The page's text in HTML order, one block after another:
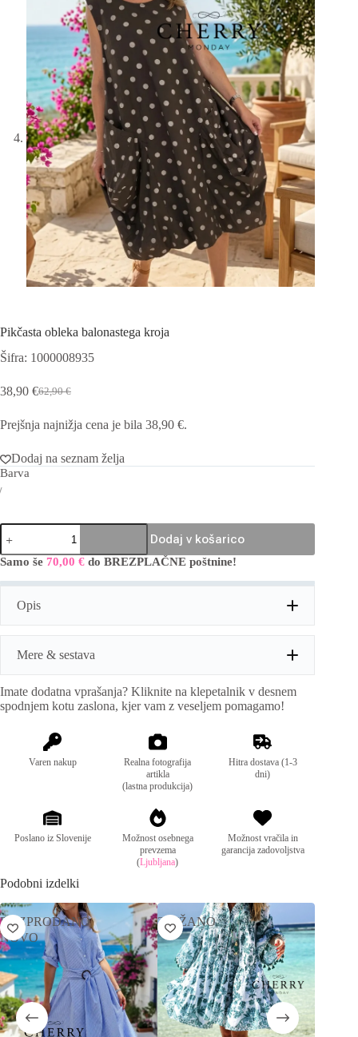
Pikčasta obleka balonastega kroja
Šifra: 1000008935
62,90€
Izvirna
je
62,90 €.
38,90 €Trenutna
je:
Prejšnja najnižja cena je bila 38,90 €.
Dodaj na seznam želja
Barva
Pikčasta
obleka
balonastega
kroja
količina
Dodaj v košarico
A
v
e
Samo še 70,00 € do BREZPLAČNE poštnine!
Opis
Mere & sestava
Mere:obseg prsi: 122cm, dolžina: 108cm
Imate dodatna vprašanja? Kliknite na klepetalnik v desnem
spodnjem kotu zaslona, kjer vam z veseljem pomagamo!
Varen nakup
Realna fotografija
artikla
(lastna produkcija)
Hitra dostava (1-3
dni)
Poslano iz Slovenije
Možnost osebnega
prevzema
(Ljubljana)
Možnost vračila in
garancija zadovoljstva
Podobni izdelki
RAZPRODANO
NOVO
ZNIŽANO